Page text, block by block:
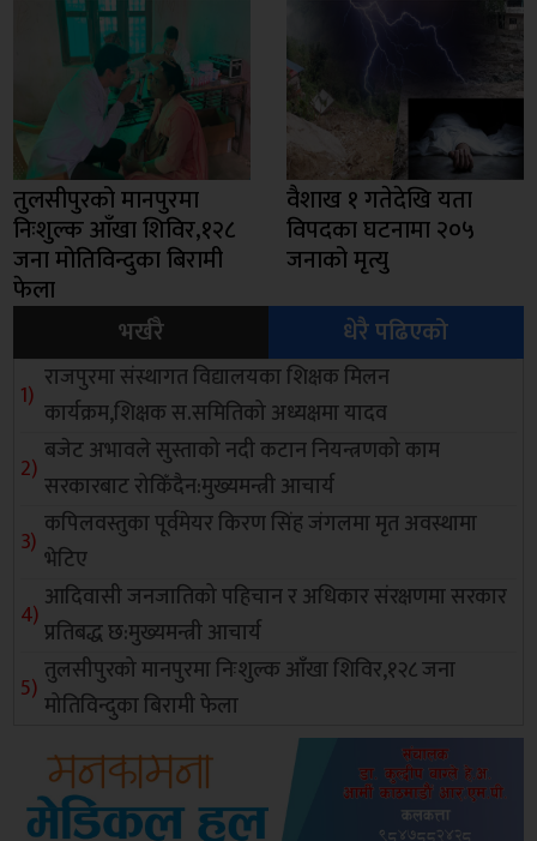
तुलसीपुरको मानपुरमा
निःशुल्क आँखा शिविर,१२८
जना मोतिविन्दुका बिरामी
फेला
वैशाख १ गतेदेखि यता
विपदका घटनामा २०५
जनाको मृत्यु
भर्खरै
धेरै पढिएको
राजपुरमा संस्थागत विद्यालयका शिक्षक मिलन
कार्यक्रम,शिक्षक स.समितिको अध्यक्षमा यादव
बजेट अभावले सुस्ताको नदी कटान नियन्त्रणको काम
सरकारबाट रोकिँदैन:मुख्यमन्त्री आचार्य
कपिलवस्तुका पूर्वमेयर किरण सिंह जंगलमा मृत अवस्थामा
भेटिए
आदिवासी जनजातिको पहिचान र अधिकार संरक्षणमा सरकार
प्रतिबद्ध छ:मुख्यमन्त्री आचार्य
तुलसीपुरको मानपुरमा निःशुल्क आँखा शिविर,१२८ जना
मोतिविन्दुका बिरामी फेला